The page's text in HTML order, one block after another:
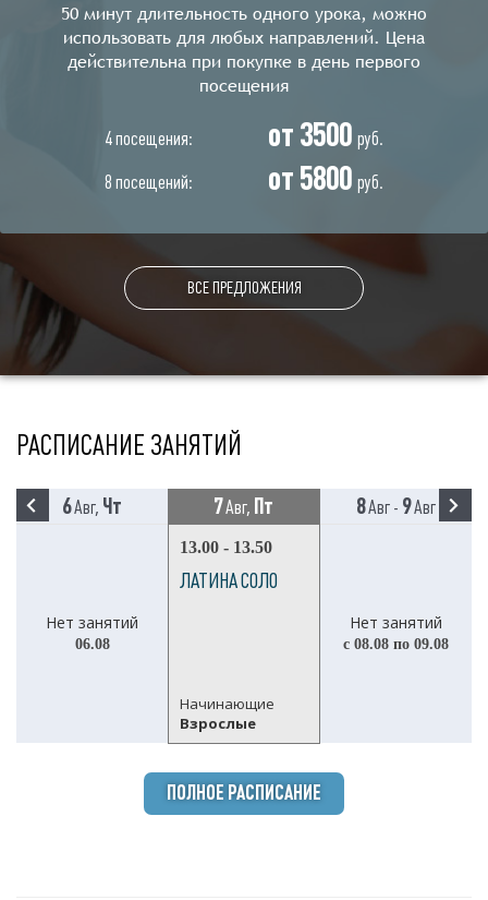
50 минут длительность одного урока, можно
использовать для любых направлений. Цена
действительна при покупке в день первого
посещения
4 посещения: от 3500 руб.
8 посещений:
от 5800 руб.
ВСЕ ПРЕДЛОЖЕНИЯ
РАСПИСАНИЕ ЗАНЯТИЙ
6Авг, Чт 7Авг, Пт 8Авг - 9Авг
Нет занятий
06.08
13.00 - 13.50
ЛАТИНА СОЛО
Начинающие
Взрослые
Нет занятий
с 08.08 по 09.08
ПОЛНОЕ РАСПИСАНИЕ